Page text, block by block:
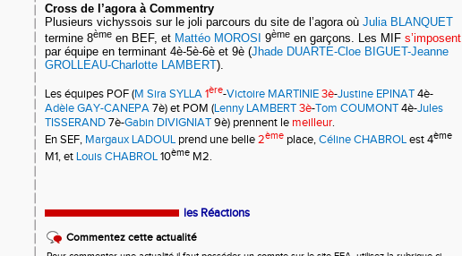
Cross de l’agora à Commentry
Plusieurs vichyssois sur le joli parcours du site de l’agora où Julia BLANQUET
termine 8ème en BEF, et Mattéo MOROSI 9ème en garçons. Les MIF s’imposent
par équipe en terminant 4è-5è-6è et 9è (Jhade DUARTE-Cloe BIGUET-Jeanne
GROLLEAU-Charlotte LAMBERT).
Les équipes POF (M Sira SYLLA1ère-Victoire MARTINIE3è-Justine EPINAT4è-
Adèle GAY-CANEPA7è) et POM (Lenny LAMBERT3è-Tom COUMONT4è-Jules
TISSERAND7è-Gabin DIVIGNIAT9è) prennent le meilleur.
En SEF, Margaux LADOUL prend une belle2ème place,Céline CHABROLest 4ème
M1, etLouis CHABROL10ème M2.
les Réactions
Commentez cette actualité